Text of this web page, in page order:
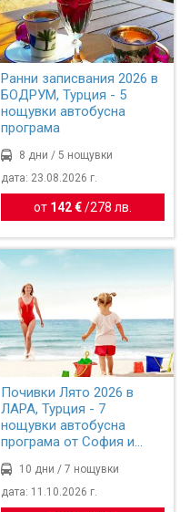
Ранни записвания 2026 в
БОДРУМ, Турция - 5
нощувки автобусна
програма
8 дни / 5 нощувки
дата: 23.08.2026 г.
от 142 €/278 лв.
Почивки Лято 2026 в
ЛАРА, Турция - 7
нощувки автобусна
програма от София и
10 дни / 7 нощувки
дата: 11.10.2026 г.